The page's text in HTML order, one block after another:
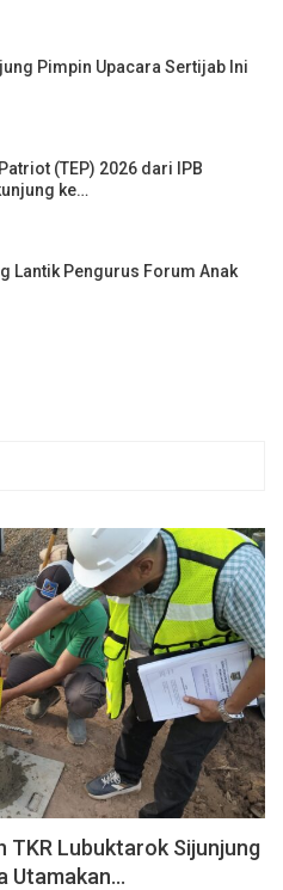
Pimpin Upacara Sertijab Ini
(TEP) 2026 dari IPB
ke…
Lantik Pengurus Forum Anak
TKR Lubuktarok Sijunjung
Utamakan…